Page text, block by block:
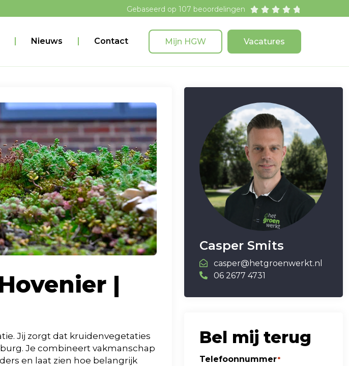
Gebaseerd op 107 beoordelingen     
Nieuws Contact Mijn HGW Vacatures
|
Jij zorgt dat kruidenvegetaties
Je combineert vakmanschap
en laat zien hoe belangrijk
Casper Smits
casper@hetgroenwerkt.nl
06 2677 4731
Bel mij terug
Telefoonnummer*